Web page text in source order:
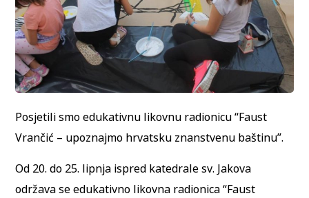
Posjetili smo edukativnu likovnu radionicu “Faust
Vrančić – upoznajmo hrvatsku znanstvenu baštinu”.
Od 20. do 25. lipnja ispred katedrale sv. Jakova
održava se edukativno likovna radionica “Faust